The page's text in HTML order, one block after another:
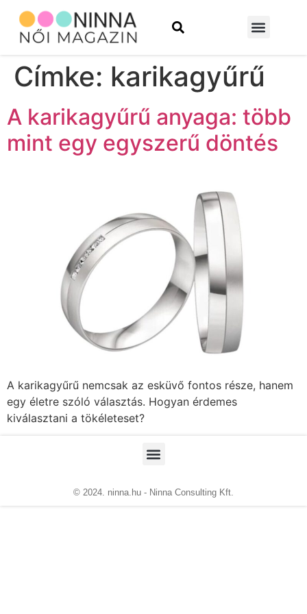
Címke: karikagyűrű
A karikagyűrű anyaga: több
mint egy egyszerű döntés
A karikagyűrű nemcsak az esküvő fontos része, hanem
egy életre szóló választás. Hogyan érdemes
kiválasztani a tökéleteset?
© 2024. ninna.hu - Ninna Consulting Kft.